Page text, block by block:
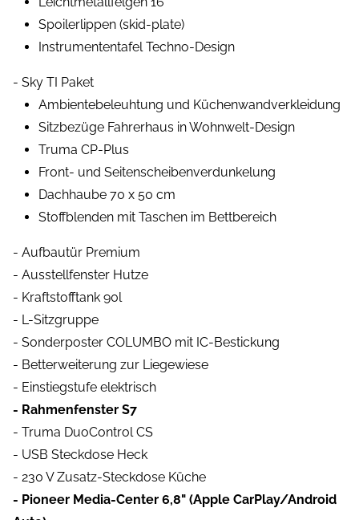
Spoilerlippen (skid-plate)
Instrumententafel Techno-Design
- Sky TI Paket
Ambientebeleuhtung und Küchenwandverkleidung
Sitzbezüge Fahrerhaus in Wohnwelt-Design
Truma CP-Plus
Front- und Seitenscheibenverdunkelung
Dachhaube 70 x 50 cm
Stoffblenden mit Taschen im Bettbereich
- Aufbautür Premium
- Ausstellfenster Hutze
- Kraftstofftank 90l
- L-Sitzgruppe
- Sonderposter COLUMBO mit IC-Bestickung
- Betterweiterung zur Liegewiese
- Einstiegstufe elektrisch
- Rahmenfenster S7
- Truma DuoControl CS
- USB Steckdose Heck
- 230 V Zusatz-Steckdose Küche
- Pioneer Media-Center 6,8" (Apple CarPlay/Android